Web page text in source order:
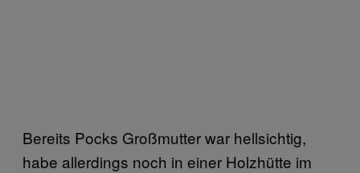
Bereits Pocks Großmutter war hellsichtig,
habe allerdings noch in einer Holzhütte im